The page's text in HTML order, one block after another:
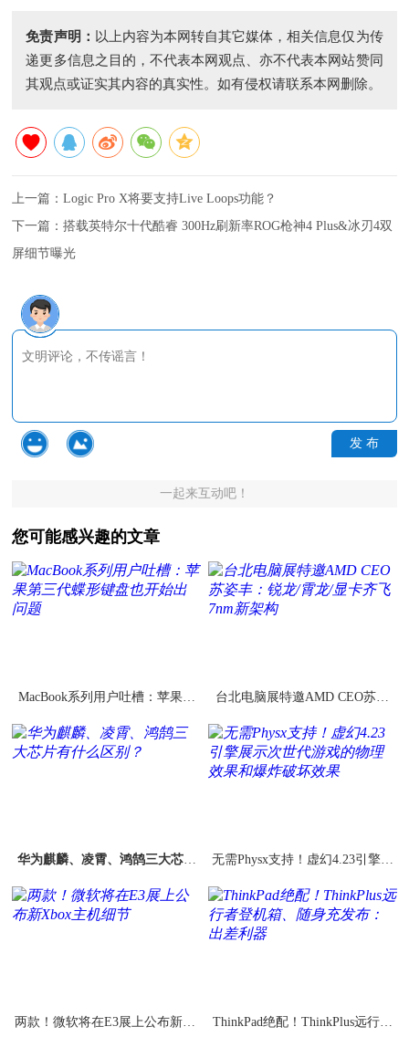
免责声明： 以上内容为本网转自其它媒体，相关信息仅为传
递更多信息之目的，不代表本网观点、亦不代表本网站赞同
其观点或证实其内容的真实性。如有侵权请联系本网删除。
上一篇：Logic Pro X将要支持Live Loops功能？
下一篇：搭载英特尔十代酷睿 300Hz刷新率ROG枪神4 Plus&冰刃4双
屏细节曝光
发 布
一起来互动吧！
您可能感兴趣的文章
MacBook系列用户吐槽：苹果第
台北电脑展特邀AMD CEO苏姿
构
华为麒麟、凌霄、鸿鹄三大芯片
无需Physx支持！虚幻4.23引擎展
破坏效果
两款！微软将在E3展上公布新Xb
ThinkPad绝配！ThinkPlus远行者